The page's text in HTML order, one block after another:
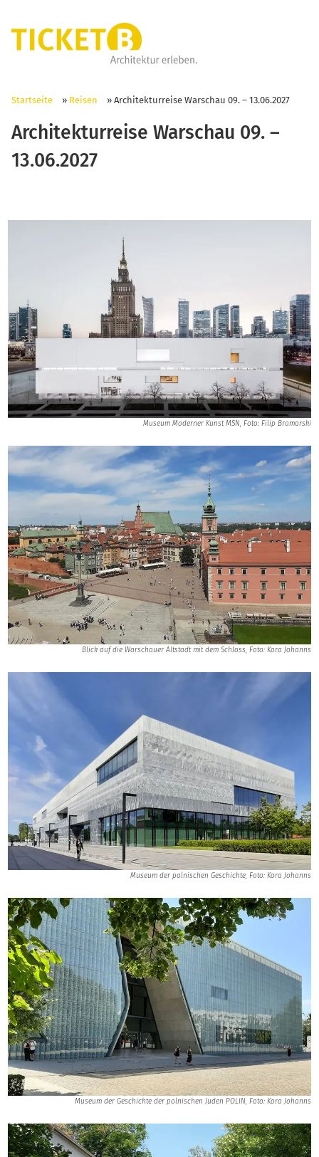
Startseite » Reisen » Architekturreise Warschau 09. – 13.06.2027
Architekturreise Warschau 09. –
13.06.2027
Museum Moderner Kunst MSN, Foto: Filip Bramorski
Blick auf die Warschauer Altstadt mit dem Schloss, Foto: Kora Johanns
Museum der polnischen Geschichte, Foto: Kora Johanns
Museum der Geschichte der polnischen Juden POLIN, Foto: Kora Johanns